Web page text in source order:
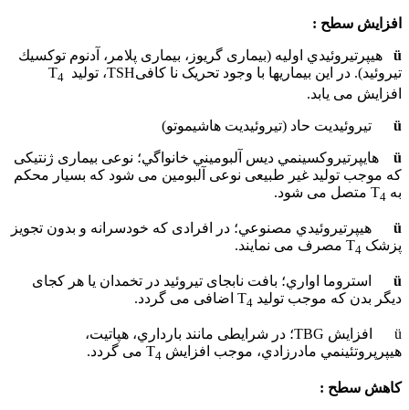
افزایش سطح :
ü
هيپرتيروئيدي اوليه (بیماری گريوز، بیماری پلامر، آدنوم توكسيك
تيروئيد). در این بیماریها با وجود تحریک نا کافیTSH، تولید T
4
افزایش می یابد.
ü تيروئيديت حاد (تيروئيديت هاشيموتو)
ü
هايپرتيروكسينمي دیس آلبوميني خانواگي؛ نوعی بیماری ژنتیکی
که موجب تولید غیر طبیعی نوعی آلبومین می شود که بسیار محکم
به T 4 متصل می شود.
ü
هيپرتيروئيدي مصنوعي؛ در افرادی که خودسرانه و بدون تجویز
پزشک T 4 مصرف می نمایند.
ü
استروما اواري؛ بافت نابجای تیروئید در تخمدان یا هر کجای
دیگر بدن که موجب تولید T 4 اضافی می گردد.
ü افزايش TBG؛ در شرایطی مانند بارداري، هپاتيت،
هيپرپروتئينمي مادرزادي، موجب افزایش T 4 می گردد.
کاهش سطح :